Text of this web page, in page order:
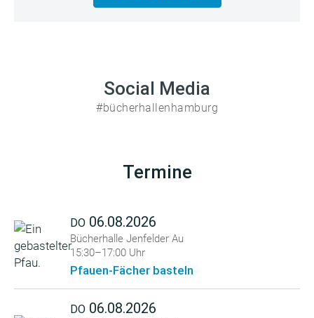
Social Media
#bücherhallenhamburg
Termine
DO 06.08.2026
Bücherhalle Jenfelder Au
15:30–17:00 Uhr
Pfauen-Fächer basteln
DO 06.08.2026